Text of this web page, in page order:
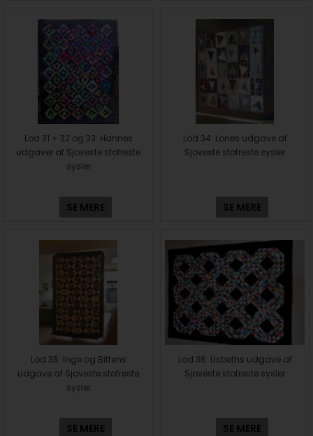
Lod 31 + 32 og 33: Hannes
udgaver af Sjoveste stofreste
sysler
SE MERE
Lod 34: Lones udgave af
Sjoveste stofreste sysler
SE MERE
Lod 35: Inge og Bittens
udgave af Sjoveste stofreste
sysler
SE MERE
Lod 36: Lisbeths udgave af
Sjoveste stofreste sysler
SE MERE